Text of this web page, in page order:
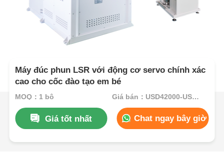
Máy đúc phun LSR với động cơ servo chính xác
cao cho cốc đào tạo em bé
MOQ：1 bộ Giá bán：USD42000-USD82000per set
Giá tốt nhất Chat ngay bây giờ